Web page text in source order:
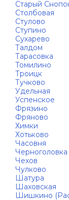
Старый
Столбовая
Стулово
Ступино
Сухарево
Талдом
Тарасовка
Томилино
Троицк
Тучково
Удельная
Успенское
Фрязино
Фряново
Химки
Хотьково
Часовня
Черноголовка
Чехов
Чулково
Шатура
Шаховская
Шишкино